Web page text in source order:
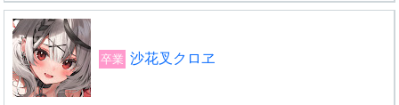
卒業 沙花叉クロヱ